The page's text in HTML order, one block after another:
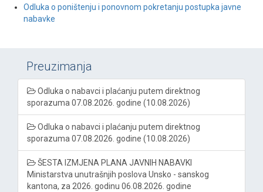
Odluka o poništenju i ponovnom pokretanju postupka javne
nabavke
Preuzimanja
Odluka o nabavci i plaćanju putem direktnog
sporazuma 07.08.2026. godine (10.08.2026)
Odluka o nabavci i plaćanju putem direktnog
sporazuma 07.08.2026. godine (10.08.2026)
ŠESTA IZMJENA PLANA JAVNIH NABAVKI
Ministarstva unutrašnjih poslova Unsko - sanskog
kantona, za 2026. godinu 06.08.2026. godine